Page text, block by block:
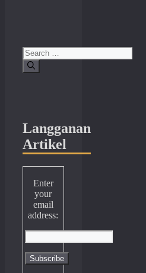
Search
for:
Langganan
Artikel
Enter
your
email
address: